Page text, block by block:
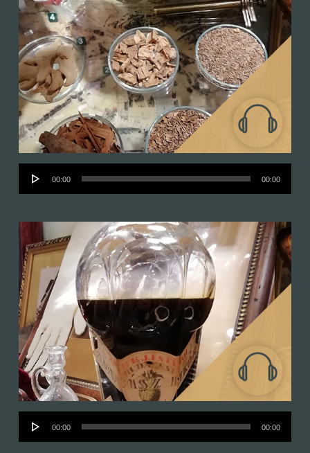
Audió
lejátszó
00:00 00:00
lejátszó
00:00 00:00